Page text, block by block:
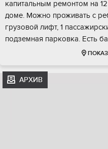
капитальным ремонтом на
доме. Можно проживать с
грузовой лифт, 1
подземная парковка. Есть
АРХИВ